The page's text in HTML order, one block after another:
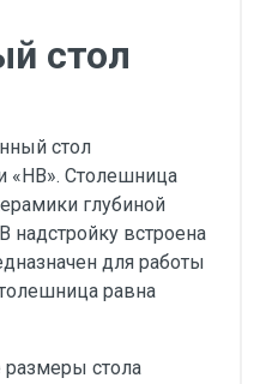
стол
стол
«НВ». Столешница
глубиной
надстройку встроена
для работы
равна
стола